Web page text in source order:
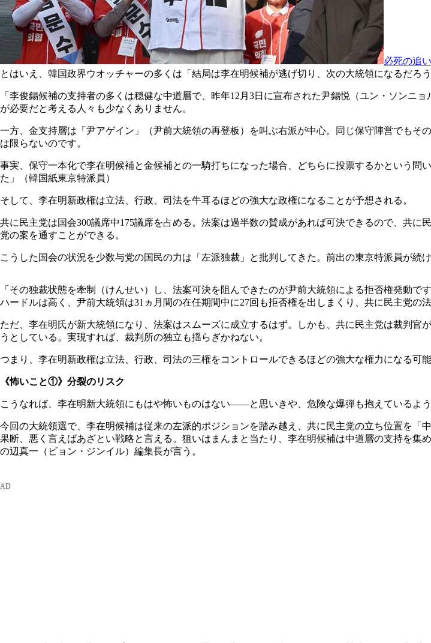
必死の追
とはいえ、韓国政界ウオッチャーの多くは「結局は李在明候補が逃げ切り、次の大統領になるだろう
「李俊錫候補の支持者の多くは穏健な中道層で、昨年12月3日に宣布された尹錫悦（ユン・ソン
が必要だと考える人々も少なくありません。
一方、金支持層は「尹アゲイン」（尹前大統領の再登板）を叫ぶ右派が中心。同じ保守陣営でも
は限らないのです。
事実、保守一本化で李在明候補と金候補との一騎打ちになった場合、どちらに投票するかという問
た」（韓国紙東京特派員）
そして、李在明新政権は立法、行政、司法を牛耳るほどの強大な政権になることが予想される。
共に民主党は国会300議席中175議席を占める。法案は過半数の賛成があれば可決できるので、共
党の案を通すことができる。
こうした国会の状況を少数与党の国民の力は「左派独裁」と批判してきた。前出の東京特派員が続け
「その独裁状態を牽制（けんせい）し、法案可決を阻んできたのが尹前大統領による拒否権発動
ハードルは高く、尹前大統領は31ヵ月間の在任期間中に27回も拒否権を出しまくり、共に民主党の
ただ、李在明氏が新大統領になり、法案はスムーズに成立するはず。しかも、共に民主党は裁判
うとしている。実現すれば、裁判所の独立も揺らぎかねない。
つまり、李在明新政権は立法、行政、司法の三権をコントロールできるほどの強大な権力になる可能
《怖いこと①》分裂のリスク
こうなれば、李在明新大統領にもはや怖いものはない――と思いきや、危険な爆弾も抱えているよ
今回の大統領選で、李在明候補は従来の左派的ポジションを踏み越え、共に民主党の立ち位置を
果断、悪く言えばあざとい戦略と言える。狙いはまんまと当たり、李在明候補は中道層の支持を集
の辺真一（ビョン・ジンイル）編集長が言う。